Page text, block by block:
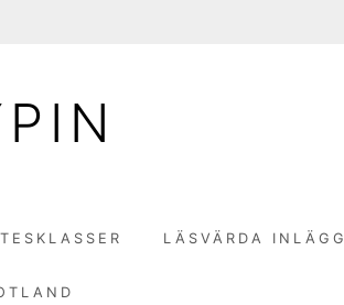
LÄSVÄRDA INLÄGG